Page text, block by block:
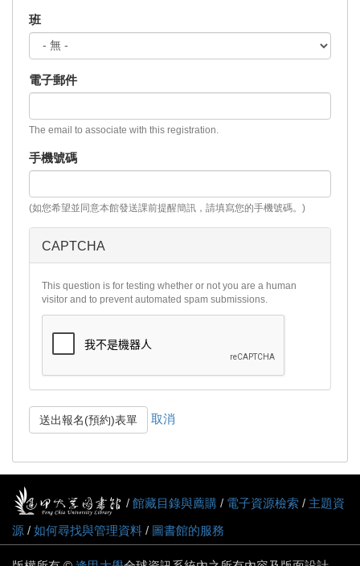
班
電子郵件
The email to associate with this registration.
手機號碼
(如您希望並同意本館發送課前提醒簡訊，請填寫您的手機號碼。)
CAPTCHA
This question is for testing whether or not you are a human
visitor and to prevent automated spam submissions.
送出報名(預約)表單 取消
/ 館藏目錄與薦購 / 電子資源檢索 / 主題資
源 / 如何尋找與管理資料 / 圖書館的服務